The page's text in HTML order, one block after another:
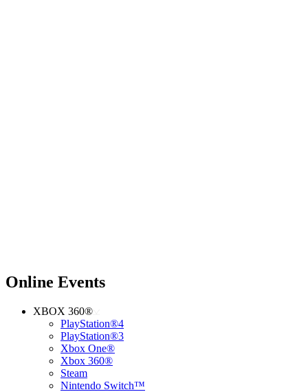
Online Events
XBOX 360®
PlayStation®4
PlayStation®3
Xbox One®
Xbox 360®
Steam
Nintendo Switch™